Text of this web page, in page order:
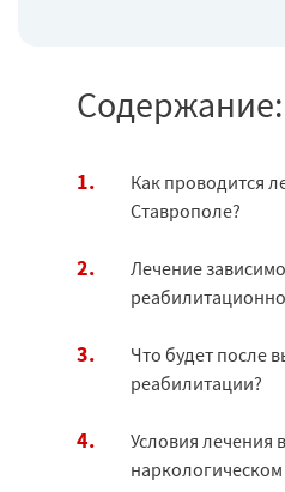
Содержание:
Как проводится
Ставрополе?
Лечение
Что будет после
реабилитации?
Условия лечения